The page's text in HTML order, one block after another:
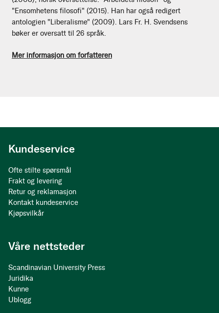
"Ensomhetens filosofi" (2015). Han har også redigert
antologien "Liberalisme" (2009). Lars Fr. H. Svendsens
bøker er oversatt til 26 språk.
Mer informasjon om forfatteren
Kundeservice
Ofte stilte spørsmål
Frakt og levering
Retur og reklamasjon
Kontakt kundeservice
Kjøpsvilkår
Våre nettsteder
Scandinavian University Press
Juridika
Kunne
Ublogg